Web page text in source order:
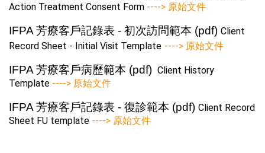
Action Treatment Consent Form ----> 原始文件
IFPA 芳療客戶記錄表 - 初次訪問範本 (pdf) Client
Record Sheet - Initial Visit Template ----> 原始文件
IFPA 芳療客戶病歷範本 (pdf) Client History
Template ----> 原始文件
IFPA 芳療客戶記錄表 - 復診範本 (pdf) Client Record
Sheet FU template ----> 原始文件